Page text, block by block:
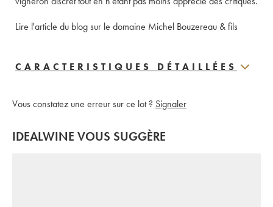
Lire l'article du blog sur le domaine Michel Bouzereau & fils
CARACTERISTIQUES DÉTAILLÉES
Vous constatez une erreur sur ce lot ? Signaler
IDEALWINE VOUS SUGGÈRE